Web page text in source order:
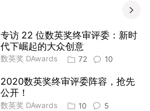

专访 22 位数英奖终审评委：新时
代下崛起的大众创意
数英奖 DAwards 72 10
2020数英奖终审评委阵容，抢先
公开！
数英奖 DAwards 10 5